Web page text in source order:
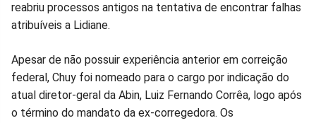
reabriu processos antigos na tentativa de encontrar falhas
atribuíveis a Lidiane.
Apesar de não possuir experiência anterior em correição
federal, Chuy foi nomeado para o cargo por indicação do
atual diretor-geral da Abin, Luiz Fernando Corrêa, logo após
o término do mandato da ex-corregedora. Os